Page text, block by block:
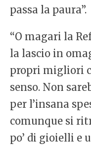
passa la paura”.
“O magari la
la lascio in
propri migliori
senso. Non
per l’insana
comunque si
po’ di gioielli e